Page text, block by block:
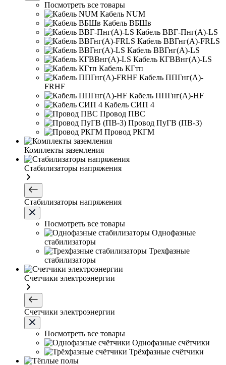
Посмотреть все товары
Кабель NUM
Кабель ВБШв
Кабель ВВГ-Пнг(А)-LS
Кабель ВВГнг(А)-FRLS
Кабель ВВГнг(А)-LS
Кабель КГВВнг(А)-LS
Кабель КГтп
Кабель ППГнг(А)-
FRHF
Кабель ППГнг(А)-HF
Кабель СИП 4
Провод ПВС
Провод ПуГВ (ПВ-3)
Провод РКГМ
Комплекты заземления
Стабилизаторы напряжения
Стабилизаторы напряжения
Посмотреть все товары
Однофазные
стабилизаторы
Трехфазные
стабилизаторы
Счетчики электроэнергии
Счетчики электроэнергии
Посмотреть все товары
Однофазные счётчики
Трёхфазные счётчики